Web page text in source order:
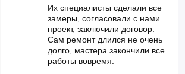
Их специалисты сделали все
замеры, согласовали с нами
проект, заключили договор.
Сам ремонт длился не очень
долго, мастера закончили все
работы вовремя.